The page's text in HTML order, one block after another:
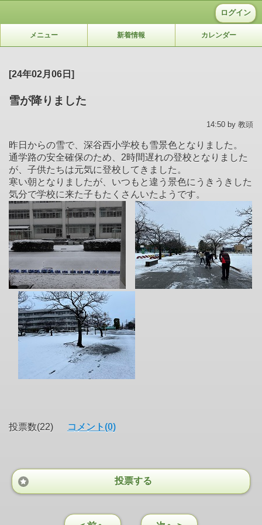
ログイン
メニュー 新着情報 カレンダー
[24年02月06日]
雪が降りました
14:50 by 教頭
昨日からの雪で、深谷西小学校も雪景色となりました。
通学路の安全確保のため、2時間遅れの登校となりました
が、子供たちは元気に登校してきました。
寒い朝となりましたが、いつもと違う景色にうきうきした
気分で学校に来た子もたくさんいたようです。
投票数(22) コメント(0)
投票する